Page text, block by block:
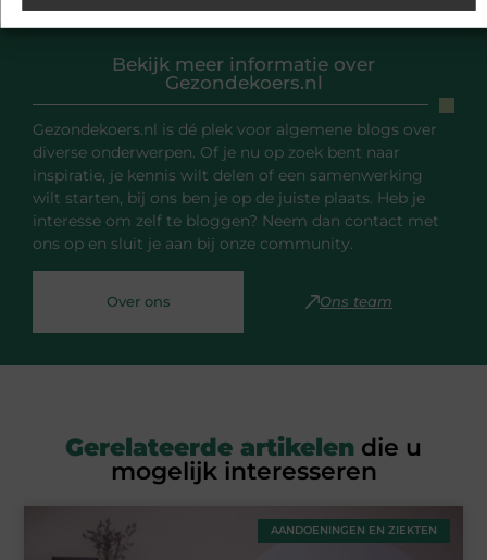
Bekijk meer informatie over
Gezondekoers.nl
Gezondekoers.nl is dé plek voor algemene blogs over
diverse onderwerpen. Of je nu op zoek bent naar
inspiratie, je kennis wilt delen of een samenwerking
wilt starten, bij ons ben je op de juiste plaats. Heb je
interesse om zelf te bloggen? Neem dan contact met
ons op en sluit je aan bij onze community.
Over ons Ons team
Gerelateerde artikelen die u
mogelijk interesseren
AANDOENINGEN EN ZIEKTEN